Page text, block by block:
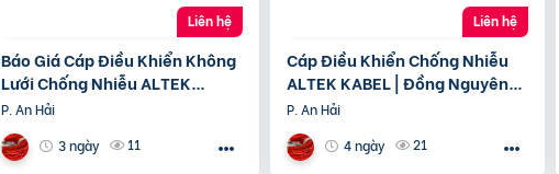
Báo Giá Cáp Điều Khiển Không
Lưới Chống Nhiễu ALTEK
KABEL | Đồng Nguyên Chất
100%
P. An Hải
3 ngày
11
Liên hệ
Cáp Điều Khiển Chống Nhiễu
ALTEK KABEL | Đồng Nguyên
Chất 100%, Chất Lượng Cao
P. An Hải
4 ngày
21
Liên hệ